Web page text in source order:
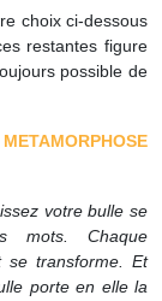
choix ci-dessous
restantes figure
possible de
votre bulle se
mots. Chaque
transforme. Et
porte en elle la